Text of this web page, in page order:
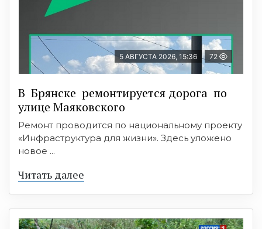
5 АВГУСТА 2026, 15:36 72
В Брянске ремонтируется дорога по
улице Маяковского
Ремонт проводится по национальному проекту
«Инфраструктура для жизни». Здесь уложено
новое ...
Читать далее